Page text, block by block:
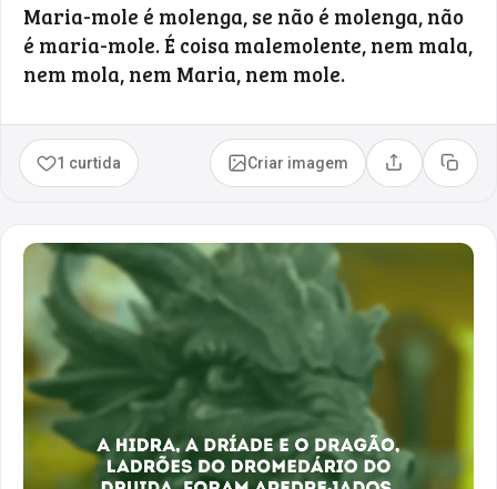
Maria-mole é molenga, se não é molenga, não
é maria-mole. É coisa malemolente, nem mala,
nem mola, nem Maria, nem mole.
1 curtida Criar imagem Compartilhar
Copiar